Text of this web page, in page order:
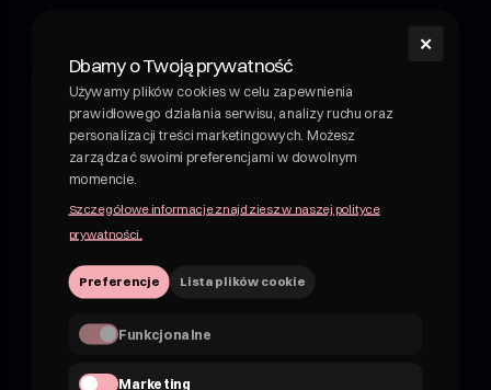
✕
Dbamy o Twoją prywatność
Używamy plików cookies w celu zapewnienia
prawidłowego działania serwisu, analizy ruchu oraz
personalizacji treści marketingowych. Możesz
zarządzać swoimi preferencjami w dowolnym
momencie.
Szczegółowe informacje znajdziesz w naszej polityce
prywatności.
Preferencje Lista plików cookie
Funkcjonalne
Marketing
Shroom - napój wellness z grzybami leczniczymi.
Funkcjonalny napój z grzybami leczniczymi. Adaptogeny i
rośliny w pysznych, owocowych napojach. Nie kombucha,
nie piwo.
NIP 7162830959
hii@shroom4you.com
Na skróty
O shroomie